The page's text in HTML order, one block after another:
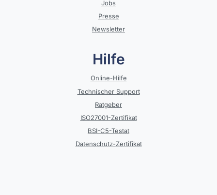
Jobs
Presse
Newsletter
Hilfe
Online-Hilfe
Technischer Support
Ratgeber
ISO27001-Zertifikat
BSI-C5-Testat
Datenschutz-Zertifikat